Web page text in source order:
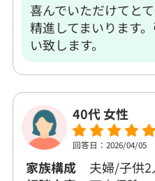
喜んでいただけてと
精進してまいります
い致します。
40代 女性
回答日：2026/04/05
家族構成
夫婦/子供2